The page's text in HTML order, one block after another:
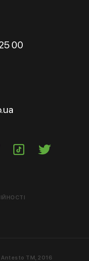
00
Antesto ТМ, 2016